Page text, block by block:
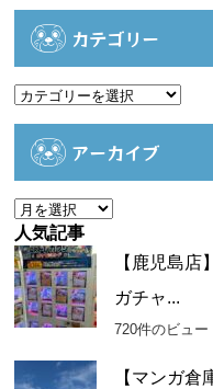
カテゴリー
カ
アーカイブ
ア
ー
カ
イ
ブ
人気記事
【鹿児島
ガチャ...
720件のビュー
【マンガ